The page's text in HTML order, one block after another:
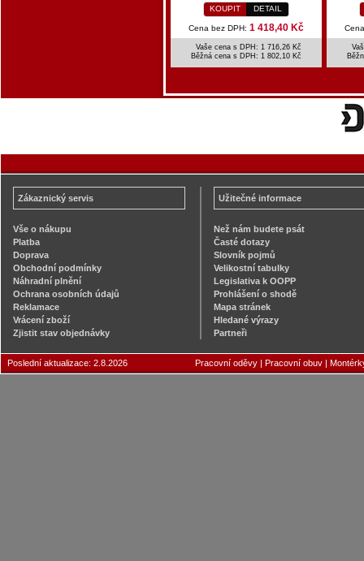
KOUPIT DETAIL
Cena bez DPH: 1 418,40 Kč
Vaše cena s DPH: 1 716,26 Kč
Běžná cena s DPH: 1 802,10 Kč
Zákaznický servis
Vše o nákupu
Platba
Doprava
Obchodní podmínky
Náhradní plnění
Ochrana osobních údajů
Reklamace
Vrácení zboží
Zjistit stav objednávky
Užitečné informace
Než nám budete psát
Časté dotazy
Slovník pojmů
Velikostní tabulky
Legislativa k OOPP
Prohlášení o shodě
Mapa stránek
Hledané výrazy
Partneři
Poslední aktualizace: 2.8.2026 Pracovní oděvy | Pracovní obuv |